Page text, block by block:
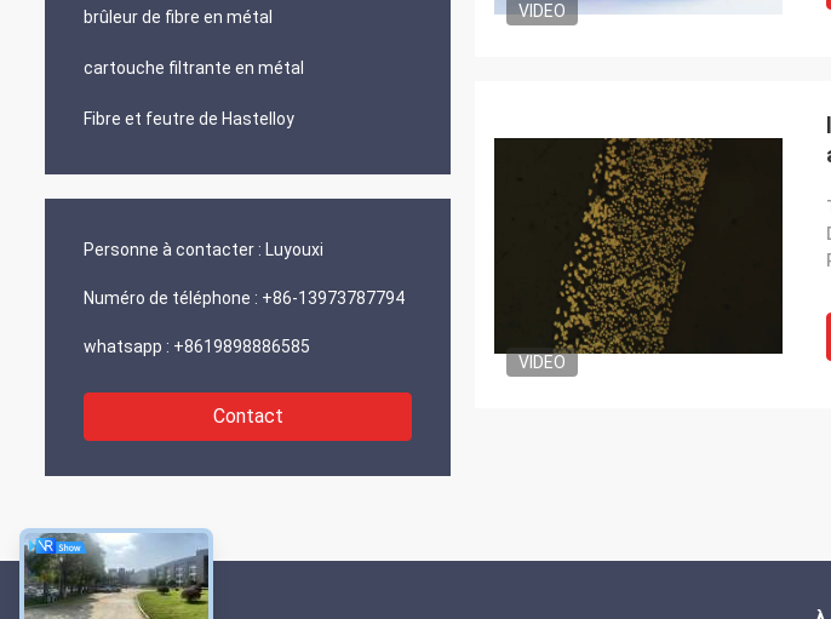
brûleur de fibre en métal
cartouche filtrante en métal
Fibre et feutre de Hastelloy
Personne à contacter : Luyouxi
Numéro de téléphone : +86-13973787794
whatsapp : +8619898886585
Contact
VIDEO
VIDEO